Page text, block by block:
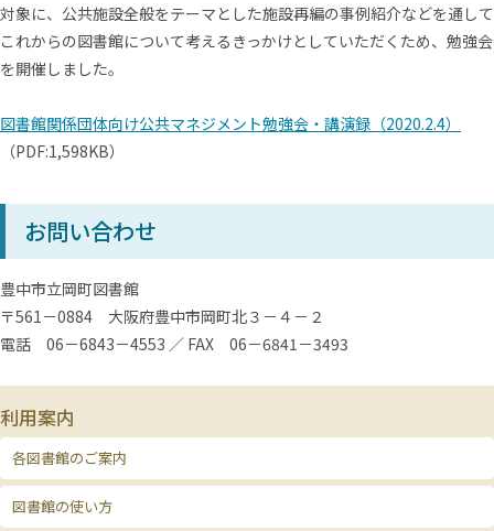
対象に、公共施設全般をテーマとした施設再編の事例紹介などを通して
これからの図書館について考えるきっかけとしていただくため、勉強会
を開催しました。
図書館関係団体向け公共マネジメント勉強会・講演録（2020.2.4）
（PDF:1,598KB）
お問い合わせ
豊中市立岡町図書館
〒561－0884 大阪府豊中市岡町北３－４－２
電話 06－6843－4553 ／ FAX 06－6841－3493
利用案内
各図書館のご案内
図書館の使い方